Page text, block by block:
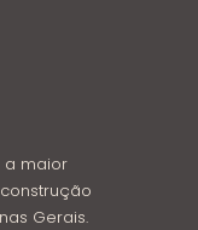
a maior
Gerais.